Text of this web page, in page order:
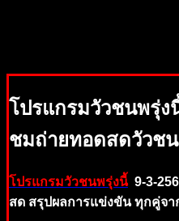
โปรแกรมวัวชนพรุ่
ชมถ่ายทอดสดวัวช
โปรแกรมวัวชนพรุ่งนี้9-3-
สด สรุปผลการแข่งขันทุกคู่จา